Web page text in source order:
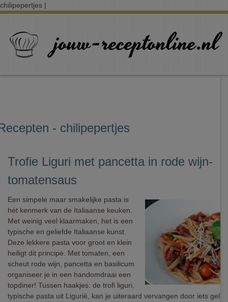
chilipepertjes |
- chilipepertjes
Trofie Liguri met pancetta in rode wijn-
tomatensaus
Een simpele maar smakelijke pasta is
hét kenmerk van de Italiaanse keuken.
Met weinig veel klaarmaken, het is een
typische en geliefde Italiaanse kunst.
Deze lekkere pasta voor groot en klein
heiligt dit principe. Met tomaten, een
scheut rode wijn, pancetta en basilicum
organiseer je in een handomdraai een
topdiner! Tussen haakjes: de trofi liguri,
typische pasta uit Ligurië, kan je uiteraard vervangen door iets